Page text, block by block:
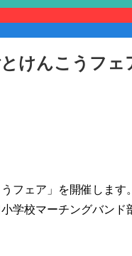
けんこうフェ
フェア」を開催します
学校マーチングバンド